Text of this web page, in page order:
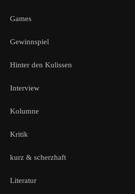
Games
Gewinnspiel
Hinter den Kulissen
Interview
Kolumne
Kritik
kurz & scherzhaft
Literatur